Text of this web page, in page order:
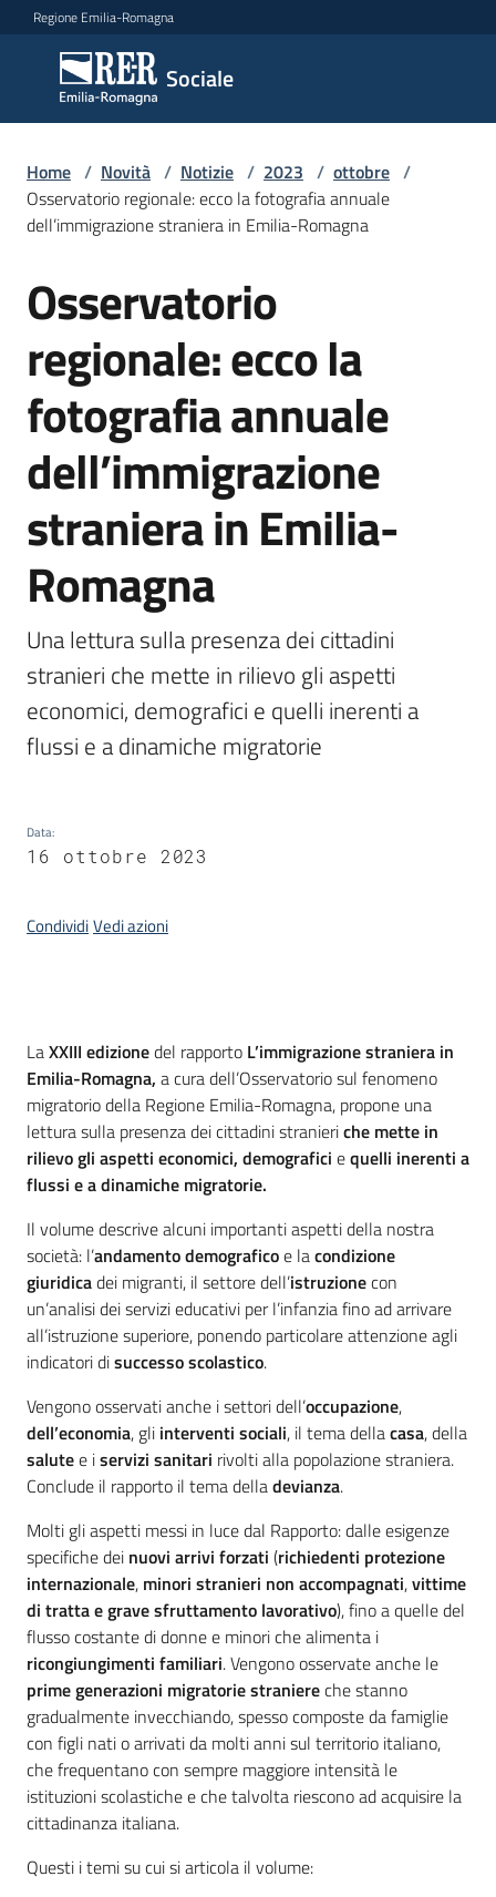
Vai al contenuto
Vai alla navigazione
Vai al footer
Regione Emilia-Romagna
Sociale
Sociale
Argomenti
Servizi
Leggi
Atti
Bandi
Piani
Programmi
Progetti
Seguici
Home / Novità / Notizie / 2023 / ottobre /
Osservatorio regionale: ecco la fotografia annuale
dell’immigrazione straniera in Emilia-Romagna
Salta al contenuto
Osservatorio
regionale: ecco la
fotografia annuale
dell’immigrazione
straniera in Emilia-
Romagna
Una lettura sulla presenza dei cittadini
stranieri che mette in rilievo gli aspetti
economici, demografici e quelli inerenti a
flussi e a dinamiche migratorie
Data:
16 ottobre 2023
CondividiVedi azioni
Introduzione
LaXXIII edizionedel rapporto L’immigrazione straniera in
Emilia-Romagna, a cura dell’Osservatorio sul fenomeno
migratorio della Regione Emilia-Romagna, propone una
lettura sulla presenza dei cittadini stranieriche mette in
rilievogli aspetti economici, demografici equelli inerenti a
flussi e adinamiche migratorie.
Il volume descrive alcuni importanti aspetti della nostra
società: l’andamento demograficoe lacondizione
giuridicadei migranti, il settore dell’istruzionecon
un’analisi dei servizi educativi per l’infanzia fino ad arrivare
all’istruzione superiore, ponendo particolare attenzione agli
indicatori disuccessoscolastico.
Vengono osservati anche i settori dell’occupazione,
dell’economia, gli interventi sociali, il tema dellacasa, della
salutee iservizi sanitari rivolti alla popolazione straniera.
Conclude il rapporto il tema delladevianza.
Molti gli aspetti messi in luce dal Rapporto: dalle esigenze
specifiche dei nuovi arrivi forzati (richiedenti protezione
internazionale, minori stranieri non accompagnati,vittime
di tratta e grave sfruttamento lavorativo), fino a quelle del
flusso costante di donne e minori che alimenta i
ricongiungimenti familiari. Vengono osservate anche le
prime generazioni migratorie straniereche stanno
gradualmente invecchiando, spesso composte da famiglie
con figli nati o arrivati da molti anni sul territorio italiano,
che frequentano con sempre maggiore intensità le
istituzioni scolastiche e che talvolta riescono ad acquisire la
cittadinanza italiana.
Questi i temi su cui si articola il volume: